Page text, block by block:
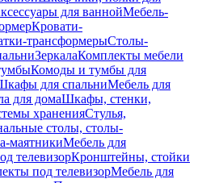
для ваннойМебель-
Кровати-
трансформерыСтолы-
ЗеркалаКомплекты мебели
Комоды и тумбы для
для спальниМебель для
для домаШкафы, стенки,
храненияСтулья,
столы, столы-
маятникиМебель для
телевизорКронштейны, стойки
под телевизорМебель для